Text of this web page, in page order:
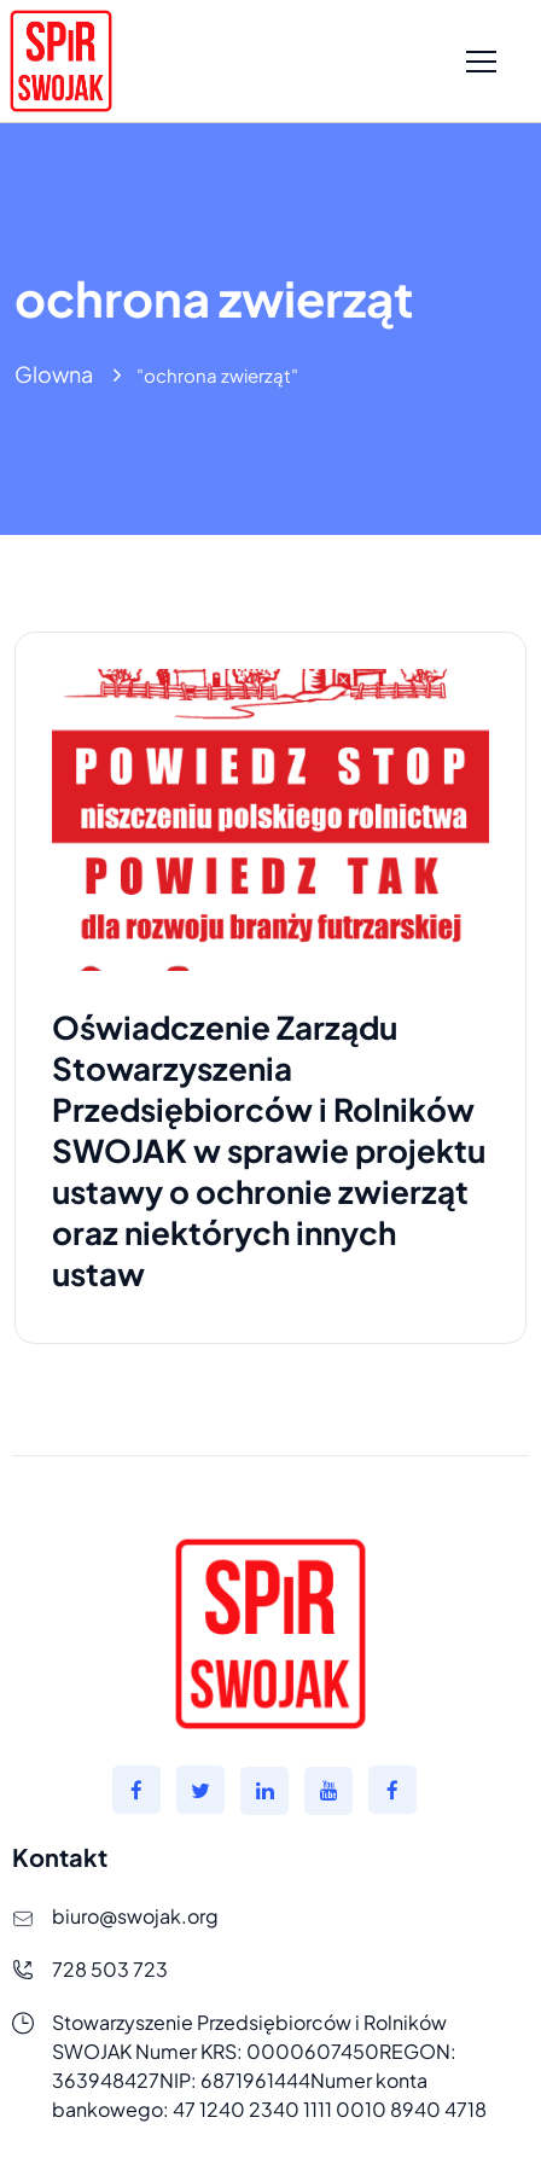
ochrona zwierząt
Glowna "ochrona zwierząt"
Oświadczenie Zarządu
Stowarzyszenia
Przedsiębiorców i Rolników
SWOJAK w sprawie projektu
ustawy o ochronie zwierząt
oraz niektórych innych
ustaw
Kontakt
biuro@swojak.org
728 503 723
Stowarzyszenie Przedsiębiorców i Rolników
SWOJAKNumer KRS: 0000607450REGON:
363948427NIP: 6871961444Numer konta
bankowego: 47 1240 2340 1111 0010 8940 4718